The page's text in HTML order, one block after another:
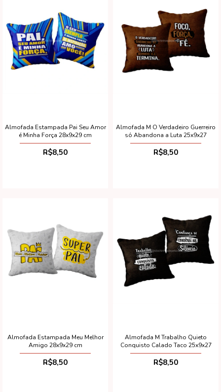
Almofada Estampada Pai Seu Amor
é Minha Força 28x9x29 cm
R$8,50
Almofada M O Verdadeiro Guerreiro
só Abandona a Luta 25x9x27
R$8,50
Almofada Estampada Meu Melhor
Amigo 28x9x29 cm
R$8,50
Almofada M Trabalho Quieto
Conquisto Calado Taco 25x9x27
R$8,50